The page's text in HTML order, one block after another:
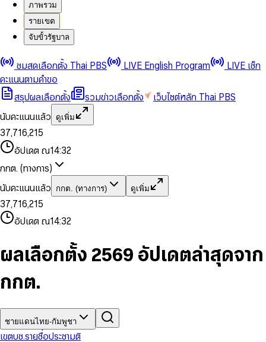
ภาพรวม
รายเขต
จับขั้วรัฐบาล
ชมสดเลือกตั้ง Thai PBS LIVE English Program
LIVE เช็ก
คะแนนตามคำขอ
สรุปผลเลือกตั้ง
รวมข่าวเลือกตั้ง
เว็บไซต์หลัก Thai PBS
นับคะแนนแล้ว
ดูเพิ่ม
0
1
2
3
4
5
6
8
9
0
1
2
3
4
5
6
7
8
9
,
0
1
2
4
6
7
8
9
0
1
2
3
4
5
6
7
8
9
0
1
3
5
6
7
8
9
,
1
2
4
5
7
8
9
0
1
3
4
6
7
8
9
0
2
3
4
5
7
8
อัปเดต ณ14:32
กกต. (ทางการ)
นับคะแนนแล้ว
กกต. (ทางการ) ดูเพิ่ม
0
1
2
3
4
5
7
8
0
1
2
4
5
6
7
8
9
,
0
1
2
4
6
7
8
9
0
1
2
3
5
6
8
9
0
1
3
5
6
7
8
,
1
2
4
6
7
9
0
1
3
5
6
8
9
0
2
3
4
5
7
9
อัปเดต ณ14:32
ผลเลือกตั้ง 2569 อัปเดตล่าสุดจาก
กกต.
ชายแดนไทย-กัมพูชา
เขตบช.รายชื่อประชามติ